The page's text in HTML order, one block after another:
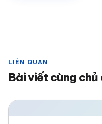
LIÊN QUAN
Bài viết cùng chủ